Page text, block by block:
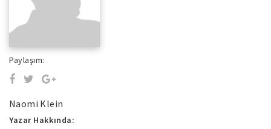
Paylaşım:
Naomi Klein
Yazar Hakkında: